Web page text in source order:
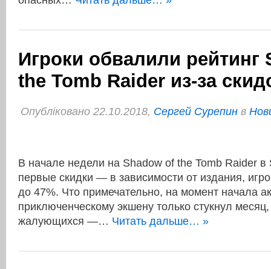
Игроки обвалили рейтинг
the Tomb Raider из-за
Опубліковано 22.10.2018, Сергей Сурепин в
В начале недели на Shadow of the Tomb Raider в
первые скидки — в зависимости от издания,
до 47%. Что примечательно, на момент начала
приключенческому экшену только стукнул
жалующихся —… Читать дальше… »